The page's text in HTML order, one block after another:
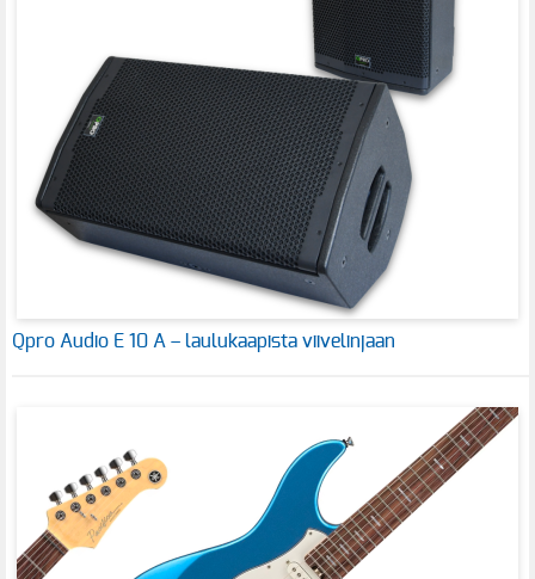
Qpro Audio E 10 A – laulukaapista viivelinjaan